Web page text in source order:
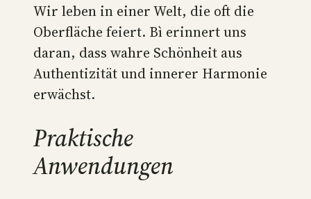
Wir leben in einer Welt, die oft die
Oberfläche feiert. Bì erinnert uns
daran, dass wahre Schönheit aus
Authentizität und innerer Harmonie
erwächst.
Praktische
Anwendungen